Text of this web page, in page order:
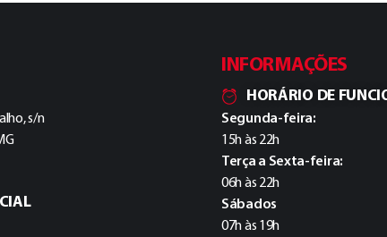
s/n
INFORMAÇÕES
HORÁRIO DE
Segunda-feira:
15h às 22h
Terça a Sexta-feira:
06h às 22h
Sábados
07h às 19h